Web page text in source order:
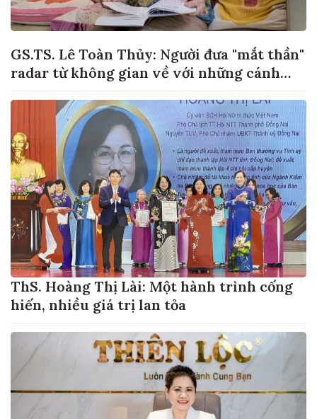
GS.TS. Lê Toàn Thủy: Người đưa "mắt thần"
radar từ không gian về với những cánh
ThS. Hoàng Thị Lài: Một hành trình cống
hiến, nhiều giá trị lan tỏa